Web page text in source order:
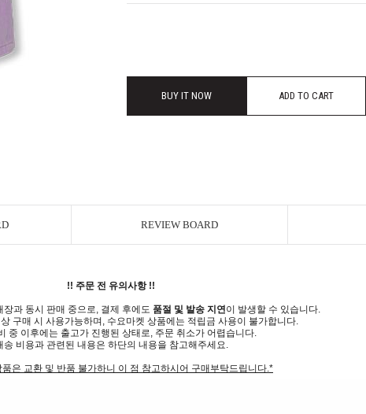
BUY IT NOW ADD TO CART
REVIEW BOARD
!! 주문 전 유의사항 !!
과 동시 판매 중으로, 결제 후에도 품절 및 발송 지연이 발생할 수 있습니다.
구매 시 사용가능하며, 수요마켓 상품에는 적립금 사용이 불가합니다.
중 이후에는 출고가 진행된 상태로, 주문 취소가 어렵습니다.
송 비용과 관련된 내용은 하단의 내용을 참고해주세요.
은 교환 및 반품 불가하니 이 점 참고하시어 구매부탁드립니다.*